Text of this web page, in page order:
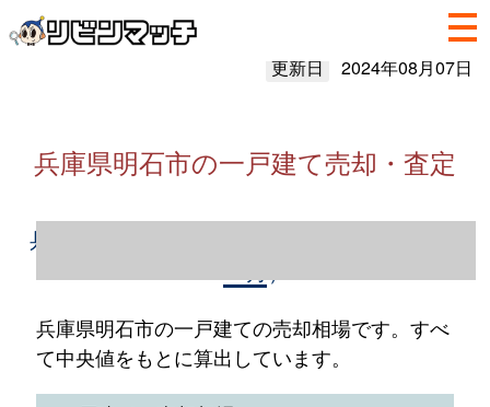
更新日 2024年08月07日
兵庫県明石市の一戸建て売却・査定
兵庫県明石市の一戸建て売却情報（2023年1
兵庫県明石市の一戸建ての売却相場です。すべ
て中央値をもとに算出しています。